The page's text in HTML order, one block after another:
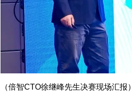
（倍智CTO徐继峰先生决赛现场汇报）